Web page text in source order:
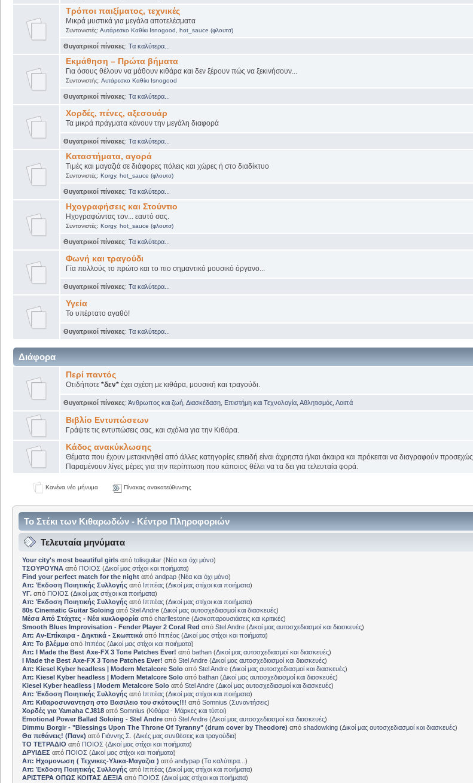
Τρόποι παιξίματος, τεχνικές
Μικρά μυστικά για μεγάλα αποτελέσματα
Συντονιστές: Αυτάρεσκο Καθίκι Isnogood hot_sauce (φλουτσ)
Θυγατρικοί πίνακες: Τα καλύτερα...
Εκμάθηση – Πρώτα βήματα
Για όσους θέλουν να μάθουν κιθάρα και δεν ξέρουν πώς να ξεκινήσουν...
Συντονιστής: Αυτάρεσκο Καθίκι Isnogood
Θυγατρικοί πίνακες: Τα καλύτερα...
Χορδές, πένες, αξεσουάρ
Τα μικρά πράγματα κάνουν την μεγάλη διαφορά
Θυγατρικοί πίνακες: Τα καλύτερα...
Καταστήματα, αγορά
Τιμές και μαγαζιά σε διάφορες πόλεις και χώρες ή στο διαδίκτυο
Συντονιστές: Korgy, hot_sauce (φλουτσ)
Θυγατρικοί πίνακες: Τα καλύτερα...
Ηχογραφήσεις και Στούντιο
Ηχογραφώντας τον... εαυτό σας.
Συντονιστές: Korgy, hot_sauce (φλουτσ)
Θυγατρικοί πίνακες: Τα καλύτερα...
Φωνή και τραγούδι
Γία πολλούς το πρώτο και το πιο σημαντικό μουσικό όργανο...
Θυγατρικοί πίνακες: Τα καλύτερα...
Υγεία
Το υπέρτατο αγαθό!
Θυγατρικοί πίνακες: Τα καλύτερα...
Διάφορα
Περί παντός
Οτιδήποτε *δεν*έχει σχέση με κιθάρα, μουσική και τραγούδι.
Θυγατρικοί πίνακες: Άνθρωπος και ζωή Διασκέδαση Επιστήμη και Τεχνολογία Αθλητισμός Λοιπά
Βιβλίο Εντυπώσεων
Γράψτε τις εντυπώσεις σας, και σχόλια για την Κιθάρα.
Κάδος ανακύκλωσης
Θέματα που έχουν μετακινηθεί από άλλες κατηγορίες επειδή είναι άχρηστα ή/και άκαιρα και πρόκειται να διαγραφούν προσεχώς.
Παραμένουν λίγες μέρες για την περίπτωση που κάποιος θέλει να τα δει για τελευταία φορά.
Κανένα νέο μήνυμα Πίνακας ανακατεύθυνσης
Το Στέκι των Κιθαρωδών - Κέντρο Πληροφοριών
Τελευταία μηνύματα
Your city's most beautiful girlsαπό tolisguitar(Νέα και όχι μόνο)
ΤΣΟΥΡΟΥΝΑαπό ΠΟΙΟΣ (Δικοί μας στίχοι και ποιήματα)
Find your perfect match for the nightαπό andpap(Νέα και όχι μόνο)
Απ: Έκδοση Ποιητικής Συλλογής από Ιππέας(Δικοί μας στίχοι και ποιήματα)
ΥΓ.από ΠΟΙΟΣ (Δικοί μας στίχοι και ποιήματα)
Απ: Έκδοση Ποιητικής Συλλογής από Ιππέας(Δικοί μας στίχοι και ποιήματα)
80s Cinematic Guitar Soloing από Stel Andre(Δικοί μας αυτοσχεδιασμοί και διασκευές)
Μέσα Από Στάχτες - Νέα κυκλοφορίααπό charllestone(Δισκοπαρουσιάσεις και κριτικές)
Smooth Blues Improvisation - Fender Player 2 Coral Red από Stel Andre(Δικοί μας αυτοσχεδιασμοί και διασκευές)
Απ: Αν-Επίκαιρα - Δηκτικά - Σκωπτικά από Ιππέας(Δικοί μας στίχοι και ποιήματα)
Απ: Το βλέμμα από Ιππέας(Δικοί μας στίχοι και ποιήματα)
Απ: I Made the Best Axe-FX 3 Tone Patches Ever! από bathan(Δικοί μας αυτοσχεδιασμοί και διασκευές)
I Made the Best Axe-FX 3 Tone Patches Ever! από Stel Andre(Δικοί μας αυτοσχεδιασμοί και διασκευές)
Απ: Kiesel Kyber headless | Modern Metalcore Solo από Stel Andre(Δικοί μας αυτοσχεδιασμοί και διασκευές)
Απ: Kiesel Kyber headless | Modern Metalcore Solo από bathan(Δικοί μας αυτοσχεδιασμοί και διασκευές)
Kiesel Kyber headless | Modern Metalcore Solo από Stel Andre(Δικοί μας αυτοσχεδιασμοί και διασκευές)
Απ: Έκδοση Ποιητικής Συλλογής από Ιππέας(Δικοί μας στίχοι και ποιήματα)
Απ: Κιθαροσυναντηση στο Βασιλειο του σκότους!!! από Somnius (Συναντήσεις)
Χορδές για Yamaha CJ818από Somnius (Κιθάρα - Μάρκες και τύποι)
Emotional Power Ballad Soloing - Stel Andreαπό Stel Andre(Δικοί μας αυτοσχεδιασμοί και διασκευές)
Dimmu Borgir - "Blessings Upon The Throne Of Tyranny" (drum cover by Theodore) από shadowking(Δικοί μας αυτοσχεδιασμοί και διασκευές)
Θα πεθάνεις! (Πανκ) από Γιάννης Σ. (Δικές μας συνθέσεις και τραγούδια)
ΤΟ ΤΕΤΡΑΔΙΟ από ΠΟΙΟΣ (Δικοί μας στίχοι και ποιήματα)
ΔΡΥΙΔΕΣ από ΠΟΙΟΣ (Δικοί μας στίχοι και ποιήματα)
Απ: Ηχομονωση ( Τεχνικες-Υλικα-Μαγαζια ) από andypap(Τα καλύτερα... )
Απ: Έκδοση Ποιητικής Συλλογής από Ιππέας(Δικοί μας στίχοι και ποιήματα)
ΑΡΙΣΤΕΡΑ ΟΠΩΣ ΚΟΙΤΑΣ ΔΕΞΙΑαπό ΠΟΙΟΣ (Δικοί μας στίχοι και ποιήματα)